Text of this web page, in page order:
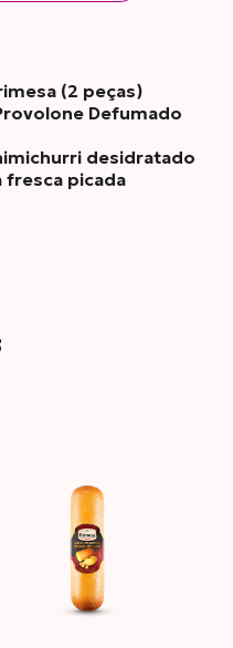
(2 peças)
Defumado
desidratado
fresca picada